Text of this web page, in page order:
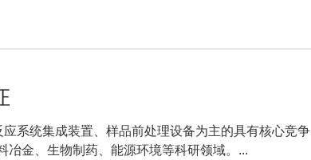
系统集成装置、样品前处理设备为主的具有核心竞争
冶金、生物制药、能源环境等科研领域。...